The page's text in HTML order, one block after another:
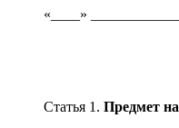
«____»
Статья 1. Предмет